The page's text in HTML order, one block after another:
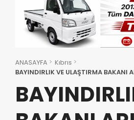
ANASAYFA
Kıbrıs
BAYINDIRLIK VE ULAŞTIRMA BAKANI